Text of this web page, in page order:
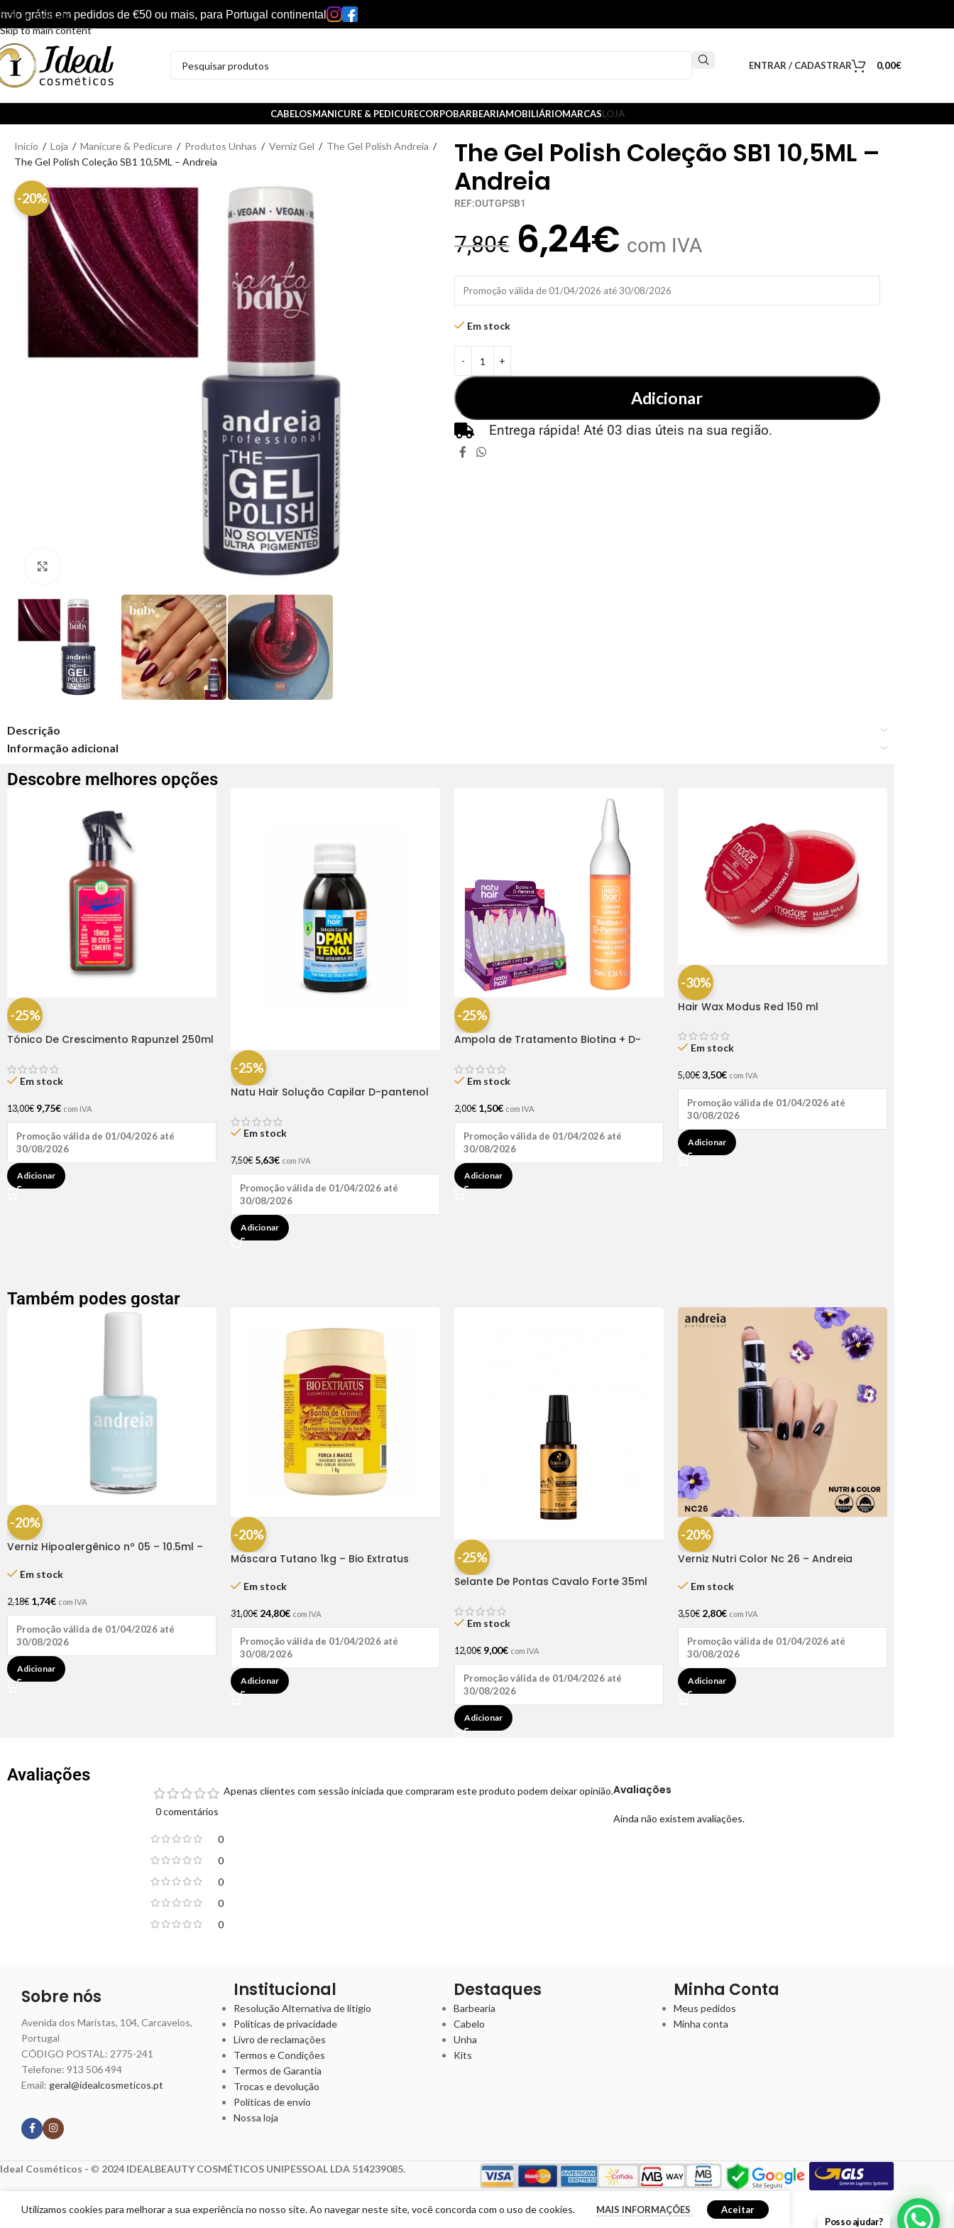
Skip to navigation
Skip to main content
grátis em pedidos de €50 ou mais, para Portugal continental
ENTRAR / CADASTRAR 0,00€
CABELOSMANICURE & PEDICURECORPOBARBEARIAMOBILIÁRIOMARCASLOJA
Início / Loja / Manicure & Pedicure / Produtos Unhas / Verniz Gel / The Gel Polish Andreia /
The Gel Polish Coleção SB1 10,5ML – Andreia
-20%
The Gel Polish Coleção SB1 10,5ML –
Andreia
REF:OUTGPSB1
7,80€ 6,24€ com IVA
Promoção válida de 01/04/2026 até 30/08/2026
Em stock
Adicionar
Entrega rápida! Até 03 dias úteis na sua região.
Descrição
Informação adicional
Descobre melhores opções
-25%
Tónico De Crescimento Rapunzel 250ml
Em stock
13,00€ 9,75€ com IVA
Promoção válida de 01/04/2026 até
30/08/2026
Adicionar
-25%
Natu Hair Solução Capilar D-pantenol
Em stock
7,50€ 5,63€ com IVA
Promoção válida de 01/04/2026 até
30/08/2026
Adicionar
-25%
Ampola de Tratamento Biotina + D-
Em stock
2,00€ 1,50€ com IVA
Promoção válida de 01/04/2026 até
30/08/2026
Adicionar
-30%
Hair Wax Modus Red 150 ml
Em stock
5,00€ 3,50€ com IVA
Promoção válida de 01/04/2026 até
30/08/2026
Adicionar
Também podes gostar
-20%
Verniz Hipoalergênico nº 05 – 10.5ml –
Em stock
2,18€ 1,74€ com IVA
Promoção válida de 01/04/2026 até
30/08/2026
Adicionar
-20%
Máscara Tutano 1kg – Bio Extratus
Em stock
31,00€ 24,80€ com IVA
Promoção válida de 01/04/2026 até
30/08/2026
Adicionar
-25%
Selante De Pontas Cavalo Forte 35ml
Em stock
12,00€ 9,00€ com IVA
Promoção válida de 01/04/2026 até
30/08/2026
Adicionar
-20%
Verniz Nutri Color Nc 26 – Andreia
Em stock
3,50€ 2,80€ com IVA
Promoção válida de 01/04/2026 até
30/08/2026
Adicionar
Avaliações
0 comentários
0
0
0
0
0
Avaliações
Ainda não existem avaliações.
Apenas clientes com sessão iniciada que compraram este produto podem deixar opinião.
Sobre nós
Avenida dos Maristas, 104, Carcavelos,
Portugal
CÓDIGO POSTAL: 2775-241
Telefone: 913 506 494
Email: geral@idealcosmeticos.pt
Institucional
Resolução Alternativa de litígio
Políticas de privacidade
Livro de reclamações
Termos e Condições
Termos de Garantia
Trocas e devolução
Políticas de envio
Nossa loja
Destaques
Barbearia
Cabelo
Unha
Kits
Minha Conta
Meus pedidos
Minha conta
Ideal Cosméticos - © 2024 IDEALBEAUTY COSMÉTICOS UNIPESSOAL LDA 514239085.
Utilizamos cookies para melhorar a sua experiência no nosso site. Ao navegar neste site, você concorda com o uso de cookies. MAIS INFORMAÇÕES
Aceitar
Posso ajudar?